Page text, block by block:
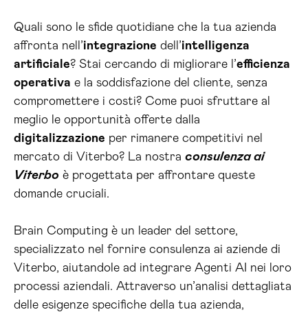
Quali sono le sfide quotidiane che la tua azienda
affronta nell’integrazione dell’intelligenza
artificiale? Stai cercando di migliorare l’efficienza
operativa e la soddisfazione del cliente, senza
compromettere i costi? Come puoi sfruttare al
meglio le opportunità offerte dalla
digitalizzazione per rimanere competitivi nel
mercato di Viterbo? La nostra consulenza ai
Viterbo è progettata per affrontare queste
domande cruciali.
Brain Computing è un leader del settore,
specializzato nel fornire consulenza ai aziende di
Viterbo, aiutandole ad integrare Agenti AI nei loro
processi aziendali. Attraverso un’analisi dettagliata
delle esigenze specifiche della tua azienda,